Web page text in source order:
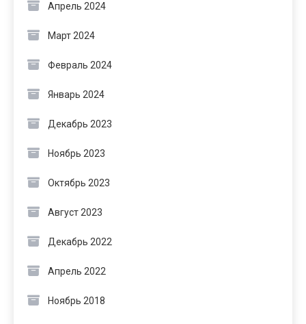
Апрель 2024
Март 2024
Февраль 2024
Январь 2024
Декабрь 2023
Ноябрь 2023
Октябрь 2023
Август 2023
Декабрь 2022
Апрель 2022
Ноябрь 2018